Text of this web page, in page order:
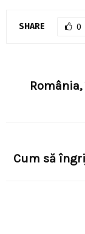
SHARE 0
Cum să